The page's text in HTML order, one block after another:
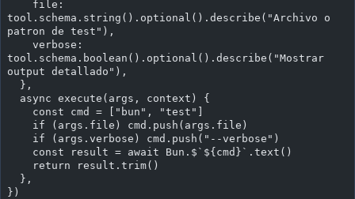
tool.schema.string().optional().describe("Archivo o
patron de test"),
tool.schema.boolean().optional().describe("Mostrar
output detallado"),
  },
  async execute(args, context) {
    const cmd = ["bun", "test"]
    if (args.file) cmd.push(args.file)
    if (args.verbose) cmd.push("--verbose")
    const result = await Bun.$`${cmd}`.text()
    return result.trim()
  },
})